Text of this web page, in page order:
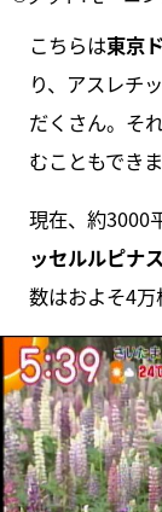
こちらは東京
り、アスレチ
だくさん。そ
むこともできま
現在、約3000
ッセルルピナ
数はおよそ4万